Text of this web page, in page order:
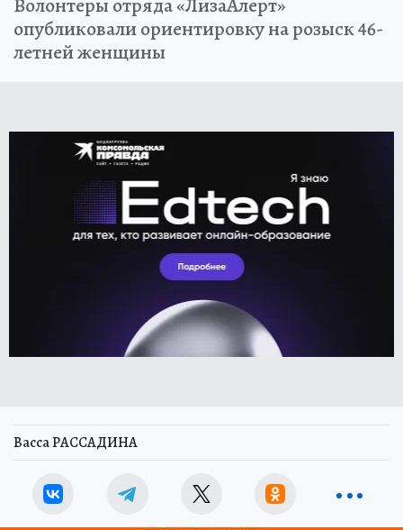
Волонтеры отряда «ЛизаАлерт»
опубликовали ориентировку на розыск 46-
летней женщины
Васса РАССАДИНА